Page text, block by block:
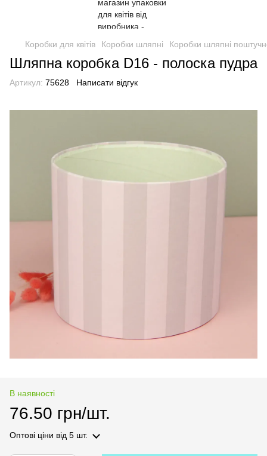
Коробки для квітів Коробки шляпні Коробки шляпні
Шляпна коробка D16 - полоска пудра
Артикул: 75628 Написати відгук
В наявності
76.50 грн/шт.
Оптові ціни від 5 шт.